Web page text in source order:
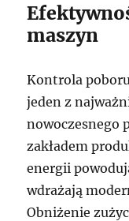
maszyn
Kontrola
jeden z
nowoczesnego
zakładem
energii
wdrażają
Obniżenie